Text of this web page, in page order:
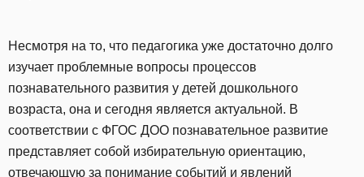
Несмотря на то, что педагогика уже достаточно долго
изучает проблемные вопросы процессов
познавательного развития у детей дошкольного
возраста, она и сегодня является актуальной. В
соответствии с ФГОС ДОО познавательное развитие
представляет собой избирательную ориентацию,
отвечающую за понимание событий и явлений